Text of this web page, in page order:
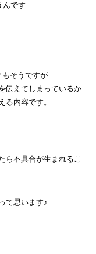
んです
もそうですが
伝えてしまっているか
る内容です。
ら不具合が生まれるこ
て思います♪